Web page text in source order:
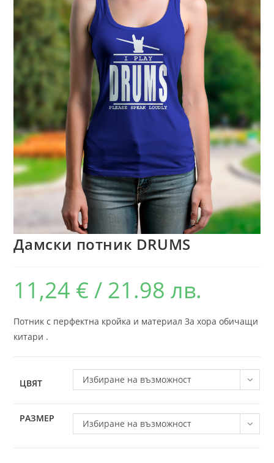
Дамски потник DRUMS
11,24 € / 21.98 лв.
Потник с перфектна кройка и материал За хора обичащи
китари .
ЦВЯТ Избиране на възможност
РАЗМЕР Избиране на възможност